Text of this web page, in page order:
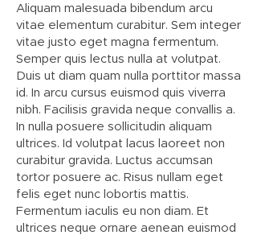
Aliquam malesuada bibendum arcu
vitae elementum curabitur. Sem integer
vitae justo eget magna fermentum.
Semper quis lectus nulla at volutpat.
Duis ut diam quam nulla porttitor massa
id. In arcu cursus euismod quis viverra
nibh. Facilisis gravida neque convallis a.
In nulla posuere sollicitudin aliquam
ultrices. Id volutpat lacus laoreet non
curabitur gravida. Luctus accumsan
tortor posuere ac. Risus nullam eget
felis eget nunc lobortis mattis.
Fermentum iaculis eu non diam. Et
ultrices neque ornare aenean euismod